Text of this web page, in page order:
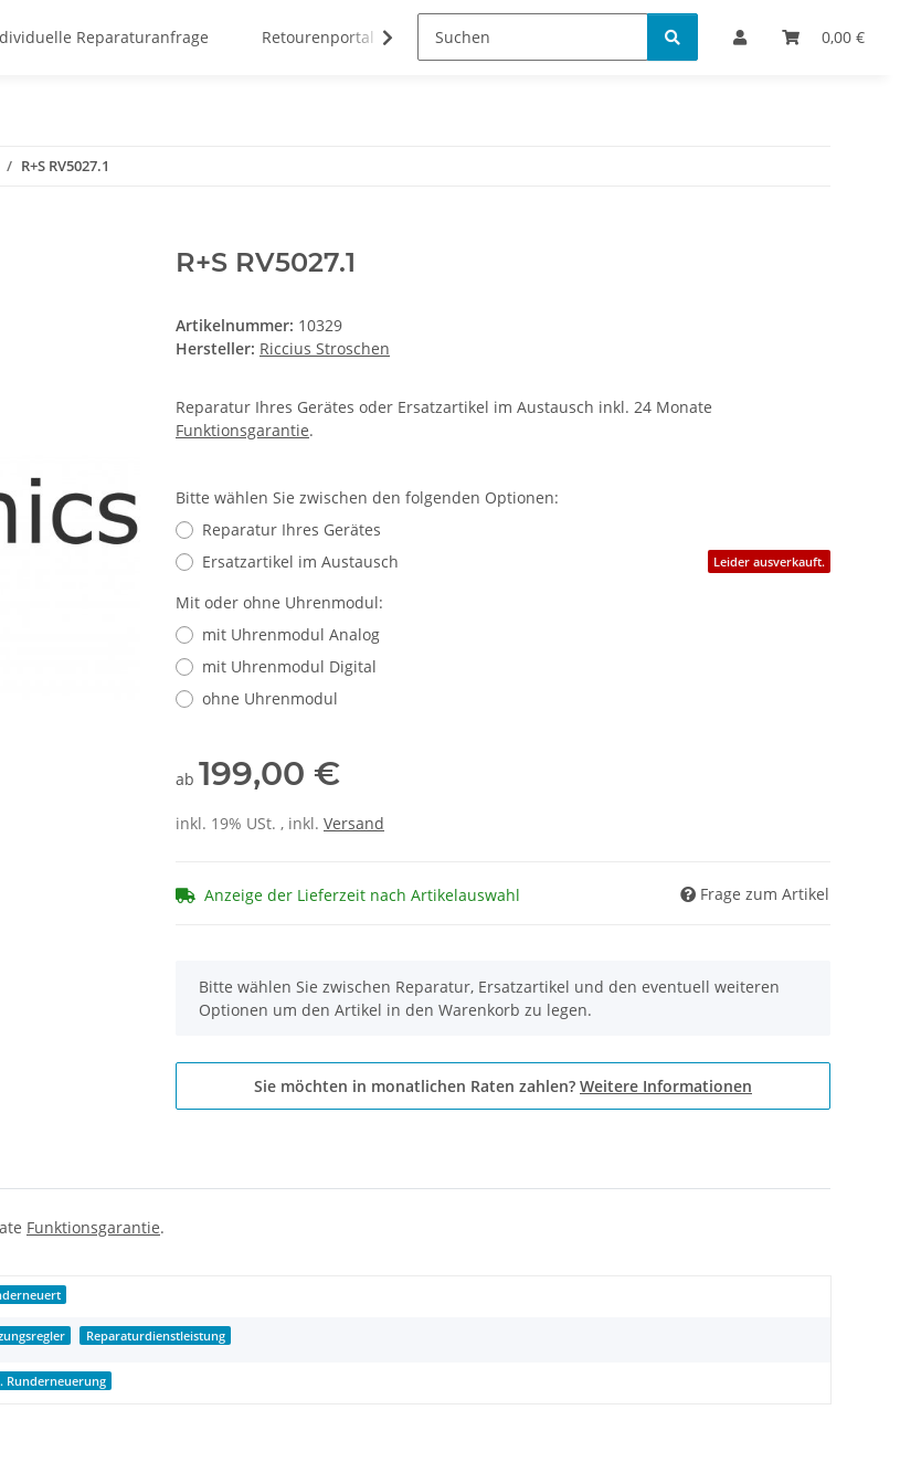
0,00 €
Reparaturanfrage Retourenportal Bestellinformationen
R+S RV5027.1
R+S RV5027.1
Artikelnummer: 10329
Hersteller: Riccius Stroschen
Reparatur Ihres Gerätes oder Ersatzartikel im Austausch inkl. 24 Monate
Funktionsgarantie.
Bitte wählen Sie zwischen den folgenden Optionen:
Reparatur Ihres Gerätes
Ersatzartikel im Austausch
Leider ausverkauft.
Mit oder ohne Uhrenmodul:
mit Uhrenmodul Analog
mit Uhrenmodul Digital
ohne Uhrenmodul
ab 199,00 €
inkl. 19% USt. , inkl. Versand
Anzeige der Lieferzeit nach Artikelauswahl Frage zum Artikel
x
Bitte wählen Sie zwischen Reparatur, Ersatzartikel und den eventuell weiteren
Optionen um den Artikel in den Warenkorb zu legen.
Sie möchten in monatlichen Raten zahlen? Weitere Informationen
Funktionsgarantie.
Reparaturdienstleistung
Runderneuerung